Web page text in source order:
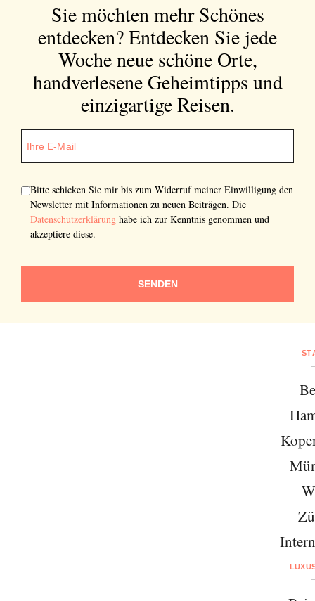
Sie möchten mehr Schönes
entdecken?Entdecken Sie jede
Woche neue schöne Orte,
handverlesene Geheimtipps und
einzigartige Reisen.
Bitte schicken Sie mir bis zum Widerruf meiner Einwilligung den
Newsletter mit Informationen zu neuen Beiträgen. Die
Datenschutzerklärung habe ich zur Kenntnis genommen und
akzeptiere diese.
SENDEN